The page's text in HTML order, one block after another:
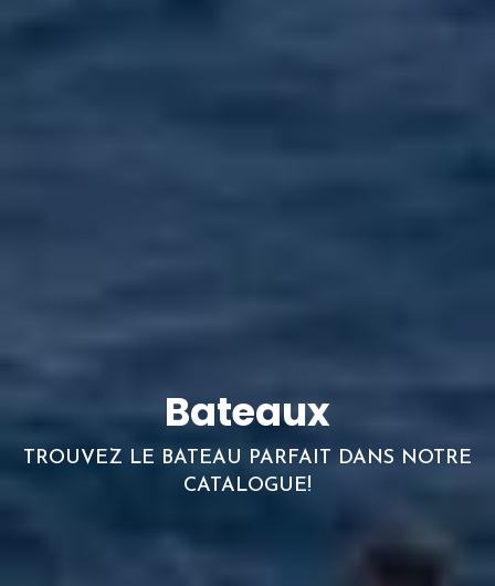
Bateaux
TROUVEZ LE BATEAU PARFAIT DANS NOTRE
CATALOGUE!